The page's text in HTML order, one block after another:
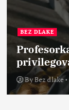
BEZ DLAKE
ByBez dlake